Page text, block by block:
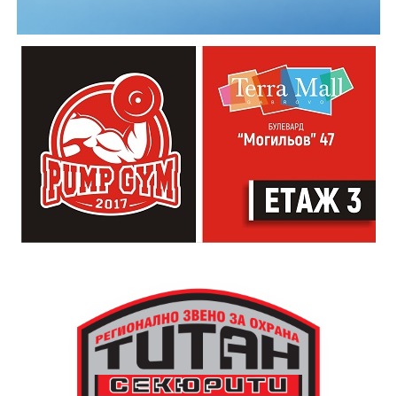
които свират на китара, да се включат – независимо
от професионалното им ниво. Събитието е различно
– то не е концерт, а споделено преживяване, в което
всеки участва по свой начин. Няма сцена или
официална програма, няма предварително обявени
изпълнители и разделение между публика и
артисти. Всеки е добре дошъл да пее, свири или
просто да преживее звездопад, изпълнен с музика,
падащи звезди и желания.
транспорт до местността Градище. Електрическият
автобус ще тръгне в 19:30 ч. от пл. „Възраждане“, а
обратно към града в 00:00 ч. – от паркинга до
поляната. Вземете със себе си връхна дреха и одеяло
или шалте! За повече информация тел. 0887907075.